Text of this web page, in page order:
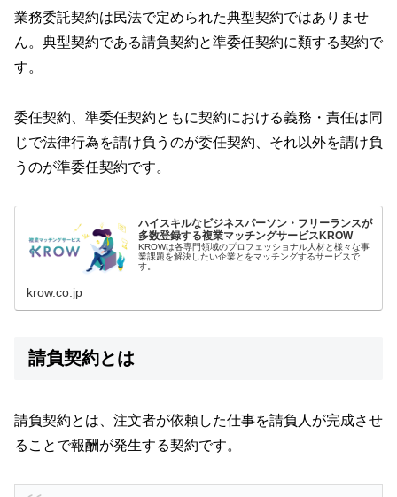
業務委託契約は民法で定められた典型契約ではありませ
ん。典型契約である請負契約と準委任契約に類する契約で
す。
委任契約、準委任契約ともに契約における義務・責任は同
じで法律行為を請け負うのが委任契約、それ以外を請け負
うのが準委任契約です。
ハイスキルなビジネスパーソン・フリーランスが
多数登録する複業マッチングサービスKROW
KROWは各専門領域のプロフェッショナル人材と様々な事
業課題を解決したい企業とをマッチングするサービスで
す。
krow.co.jp
請負契約とは
請負契約とは、注文者が依頼した仕事を請負人が完成させ
ることで報酬が発生する契約です。